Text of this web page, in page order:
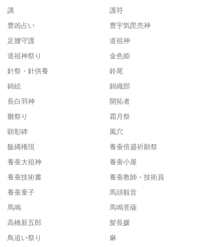
講
護符
豊凶占い
豊宇気毘売神
足腰守護
道祖神
道祖神祭り
金色姫
針祭・針供養
鈴尾
錦絵
錦織部
長白羽神
開拓者
雛祭り
霜月祭
顕彰碑
風穴
飯縄権現
養蚕倍盛祈願祭
養蚕大祖神
養蚕小屋
養蚕技術書
養蚕教師・技術員
養蚕童子
馬頭観音
馬鳴
馬鳴菩薩
高橋新五郎
髪長媛
鳥追い祭り
麻